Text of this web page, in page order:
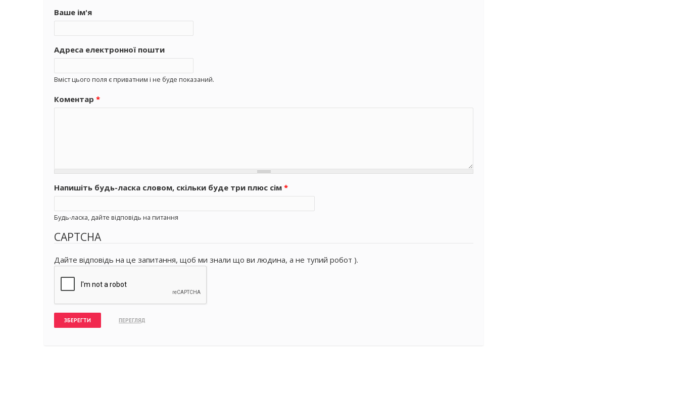
Ваше ім'я
Адреса електронної пошти
Вміст цього поля є приватним і не буде показаний.
Коментар *
Напишіть будь-ласка словом, скільки буде три плюс сім *
Будь-ласка, дайте відповідь на питання
CAPTCHA
Дайте відповідь на це запитання, щоб ми знали що ви людина, а не тупий робот ).